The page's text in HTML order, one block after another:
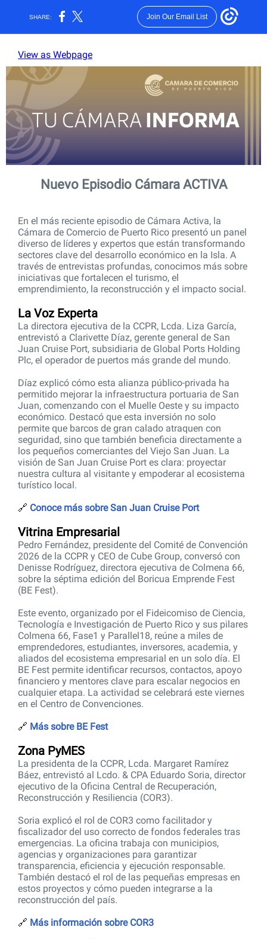
SHARE: Join Our Email List
View as Webpage
Nuevo Episodio Cámara ACTIVA
En el más reciente episodio de Cámara Activa, la
Cámara de Comercio de Puerto Rico presentó un panel
diverso de líderes y expertos que están transformando
sectores clave del desarrollo económico en la Isla. A
través de entrevistas profundas, conocimos más sobre
iniciativas que fortalecen el turismo, el
emprendimiento, la reconstrucción y el impacto social.
La Voz Experta
La directora ejecutiva de la CCPR, Lcda. Liza García,
entrevistó a Clarivette Díaz, gerente general de San
Juan Cruise Port, subsidiaria de Global Ports Holding
Plc, el operador de puertos más grande del mundo.
Díaz explicó cómo esta alianza público-privada ha
permitido mejorar la infraestructura portuaria de San
Juan, comenzando con el Muelle Oeste y su impacto
económico. Destacó que esta inversión no solo
permite que barcos de gran calado atraquen con
seguridad, sino que también beneficia directamente a
los pequeños comerciantes del Viejo San Juan. La
visión de San Juan Cruise Port es clara: proyectar
nuestra cultura al visitante y empoderar al ecosistema
turístico local.
🔗 Conoce más sobre San Juan Cruise Port
Vitrina Empresarial
Pedro Fernández, presidente del Comité de Convención
2026 de la CCPR y CEO de Cube Group, conversó con
Denisse Rodríguez, directora ejecutiva de Colmena 66,
sobre la séptima edición del Boricua Emprende Fest
(BE Fest).
Este evento, organizado por el Fideicomiso de Ciencia,
Tecnología e Investigación de Puerto Rico y sus pilares
Colmena 66, Fase1 y Parallel18, reúne a miles de
emprendedores, estudiantes, inversores, academia, y
aliados del ecosistema empresarial en un solo día. El
BE Fest permite identificar recursos, contactos, apoyo
financiero y mentores clave para escalar negocios en
cualquier etapa. La actividad se celebrará este viernes
en el Centro de Convenciones.
🔗 Más sobre BE Fest
Zona PyMES
La presidenta de la CCPR, Lcda. Margaret Ramírez
Báez, entrevistó al Lcdo. & CPA Eduardo Soria, director
ejecutivo de la Oficina Central de Recuperación,
Reconstrucción y Resiliencia (COR3).
Soria explicó el rol de COR3 como facilitador y
fiscalizador del uso correcto de fondos federales tras
emergencias. La oficina trabaja con municipios,
agencias y organizaciones para garantizar
transparencia, eficiencia y ejecución responsable.
También destacó el rol de las pequeñas empresas en
estos proyectos y cómo pueden integrarse a la
reconstrucción del país.
🔗 Más información sobre COR3